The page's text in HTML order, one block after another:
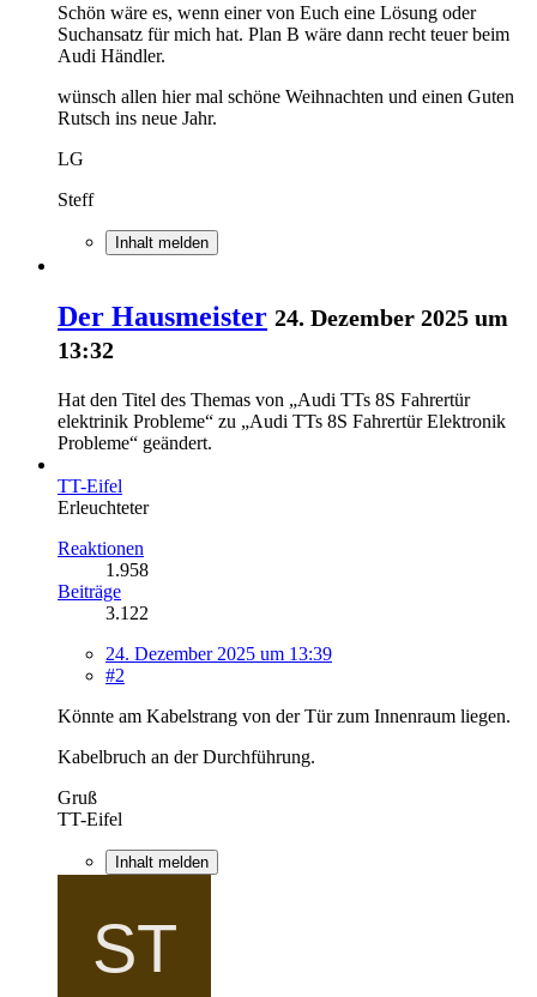
Schön wäre es, wenn einer von Euch eine Lösung oder
Suchansatz für mich hat. Plan B wäre dann recht teuer beim
Audi Händler.
wünsch allen hier mal schöne Weihnachten und einen Guten
Rutsch ins neue Jahr.
LG
Steff
Inhalt melden
Der Hausmeister 24. Dezember 2025 um
13:32
Hat den Titel des Themas von „Audi TTs 8S Fahrertür
elektrinik Probleme“ zu „Audi TTs 8S Fahrertür Elektronik
Probleme“ geändert.
TT-Eifel
Erleuchteter
Reaktionen
1.958
Beiträge
3.122
24. Dezember 2025 um 13:39
#2
Könnte am Kabelstrang von der Tür zum Innenraum liegen.
Kabelbruch an der Durchführung.
Gruß
TT-Eifel
Inhalt melden